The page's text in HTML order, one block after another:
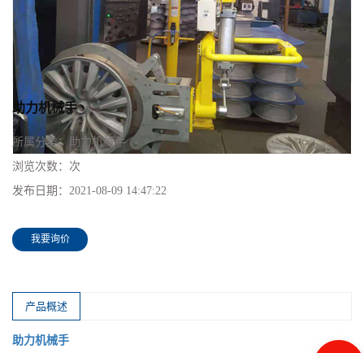
助力机械手
所属分类：助力机械手
浏览次数： 次
发布日期： 2021-08-09 14:47:22
我要询价
产品概述
助力机械手